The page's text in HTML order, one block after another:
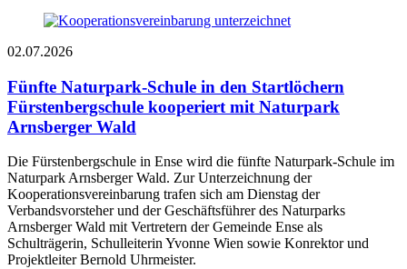
02.07.2026
Fünfte Naturpark-Schule in den Startlöchern
Fürstenbergschule kooperiert mit Naturpark
Arnsberger Wald
Die Fürstenbergschule in Ense wird die fünfte Naturpark-Schule im
Naturpark Arnsberger Wald. Zur Unterzeichnung der
Kooperationsvereinbarung trafen sich am Dienstag der
Verbandsvorsteher und der Geschäftsführer des Naturparks
Arnsberger Wald mit Vertretern der Gemeinde Ense als
Schulträgerin, Schulleiterin Yvonne Wien sowie Konrektor und
Projektleiter Bernold Uhrmeister.